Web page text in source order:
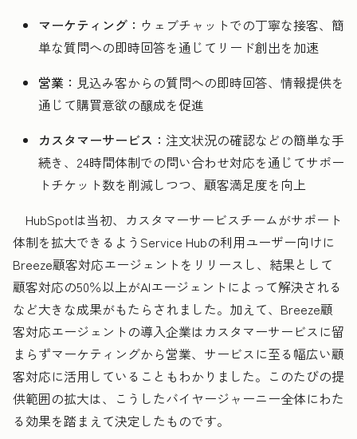
マーケティング： ウェブチャットでの丁寧な接客、簡
単な質問への即時回答を通じてリード創出を加速
営業： 見込み客からの質問への即時回答、情報提供を
通じて購買意欲の醸成を促進
カスタマーサービス： 注文状況の確認などの簡単な手
続き、24時間体制での問い合わせ対応を通じてサポー
トチケット数を削減しつつ、顧客満足度を向上
HubSpotは当初、カスタマーサービスチームがサポート
体制を拡大できるようService Hubの利用ユーザー向けに
Breeze顧客対応エージェントをリリースし、結果として
顧客対応の50％以上がAIエージェントによって解決される
など大きな成果がもたらされました。加えて、Breeze顧
客対応エージェントの導入企業はカスタマーサービスに留
まらずマーケティングから営業、サービスに至る幅広い顧
客対応に活用していることもわかりました。このたびの提
供範囲の拡大は、こうしたバイヤージャーニー全体にわた
る効果を踏まえて決定したものです。